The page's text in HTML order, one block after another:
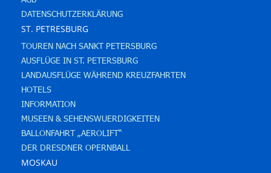
DATENSCHUTZERKLÄRUNG
ST. PETRESBURG
TOUREN NACH SANKT PETERSBURG
AUSFLÜGE IN ST. PETERSBURG
LANDAUSFLÜGE WÄHREND KREUZFAHRTEN
HOTELS
INFORMATION
MUSEEN & SEHENSWUERDIGKEITEN
BALLONFAHRT „AEROLIFT“
DER DRESDNER OPERNBALL
MOSKAU